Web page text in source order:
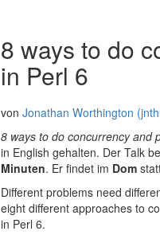
8 ways to do
in Perl 6
von Jonathan Worthington
8 ways to do concurrency and
in English gehalten. Der Talk
Minuten. Er findet im Dom
Different problems need
eight different approaches to
in Perl 6.